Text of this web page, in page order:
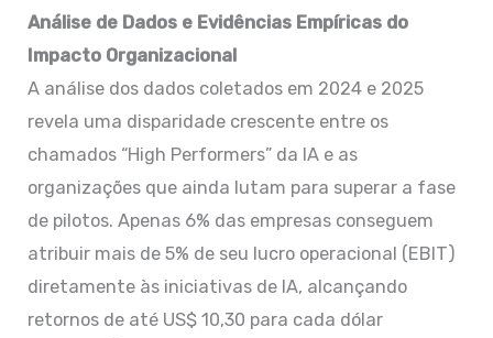
Análise de Dados e Evidências Empíricas do
Impacto Organizacional
A análise dos dados coletados em 2024 e 2025
revela uma disparidade crescente entre os
chamados “High Performers” da IA e as
organizações que ainda lutam para superar a fase
de pilotos. Apenas 6% das empresas conseguem
atribuir mais de 5% de seu lucro operacional (EBIT)
diretamente às iniciativas de IA, alcançando
retornos de até US$ 10,30 para cada dólar